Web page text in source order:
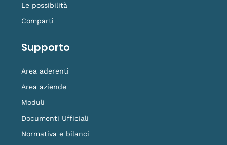
Le possibilità
Comparti
Supporto
Area aderenti
Area aziende
Moduli
Documenti Ufficiali
Normativa e bilanci